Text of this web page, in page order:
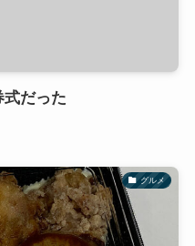
式だった
グルメ